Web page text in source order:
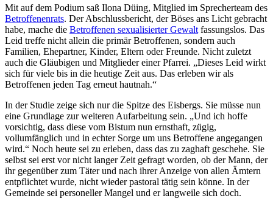
Mit auf dem Podium saß Ilona Düing, Mitglied im Sprecherteam des
Betroffenenrats. Der Abschlussbericht, der Böses ans Licht gebracht
habe, mache die Betroffenen sexualisierter Gewalt fassungslos. Das
Leid treffe nicht allein die primär Betroffenen, sondern auch
Familien, Ehepartner, Kinder, Eltern oder Freunde. Nicht zuletzt
auch die Gläubigen und Mitglieder einer Pfarrei. „Dieses Leid wirkt
sich für viele bis in die heutige Zeit aus. Das erleben wir als
Betroffenen jeden Tag erneut hautnah.“
In der Studie zeige sich nur die Spitze des Eisbergs. Sie müsse nun
eine Grundlage zur weiteren Aufarbeitung sein. „Und ich hoffe
vorsichtig, dass diese vom Bistum nun ernsthaft, zügig,
vollumfänglich und in echter Sorge um uns Betroffene angegangen
wird.“ Noch heute sei zu erleben, dass das zu zaghaft geschehe. Sie
selbst sei erst vor nicht langer Zeit gefragt worden, ob der Mann, der
ihr gegenüber zum Täter und nach ihrer Anzeige von allen Ämtern
entpflichtet wurde, nicht wieder pastoral tätig sein könne. In der
Gemeinde sei personeller Mangel und er langweile sich doch.